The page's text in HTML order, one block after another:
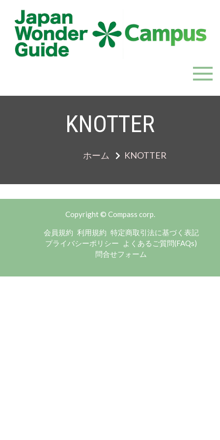
content
JapanWonderGuide Campus
「日本のガイドの質を世界一に」を目指すガイドコミ
KNOTTER
ホーム KNOTTER
Copyright © Compass corp.
会員規約 利用規約 特定商取引法に基づく表記
プライバシーポリシー
よくあるご質問(FAQs)
問合せフォーム